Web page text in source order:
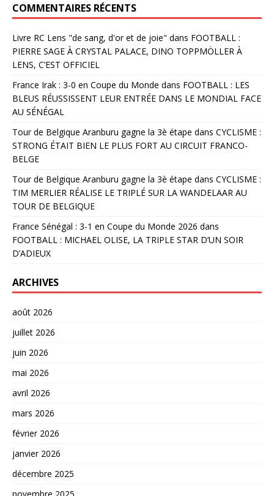
COMMENTAIRES RÉCENTS
Livre RC Lens "de sang, d'or et de joie" dans FOOTBALL :
PIERRE SAGE À CRYSTAL PALACE, DINO TOPPMÖLLER À
LENS, C’EST OFFICIEL
France Irak : 3-0 en Coupe du Monde dans FOOTBALL : LES
BLEUS RÉUSSISSENT LEUR ENTRÉE DANS LE MONDIAL FACE
AU SÉNÉGAL
Tour de Belgique Aranburu gagne la 3è étape dans CYCLISME :
STRONG ÉTAIT BIEN LE PLUS FORT AU CIRCUIT FRANCO-
BELGE
Tour de Belgique Aranburu gagne la 3è étape dans CYCLISME :
TIM MERLIER RÉALISE LE TRIPLÉ SUR LA WANDELAAR AU
TOUR DE BELGIQUE
France Sénégal : 3-1 en Coupe du Monde 2026 dans
FOOTBALL : MICHAEL OLISE, LA TRIPLE STAR D’UN SOIR
D’ADIEUX
ARCHIVES
août 2026
juillet 2026
juin 2026
mai 2026
avril 2026
mars 2026
février 2026
janvier 2026
décembre 2025